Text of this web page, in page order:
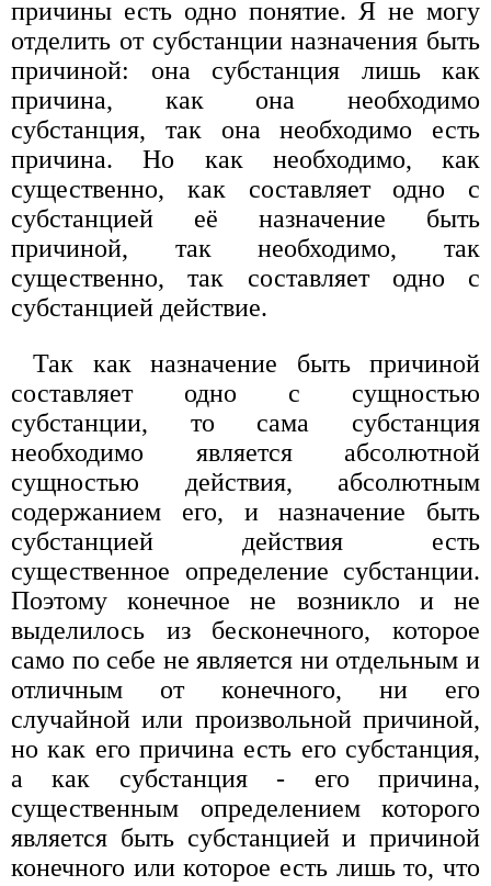
причины есть одно понятие. Я не могу
отделить от субстанции назначения быть
причиной: она субстанция лишь как
причина, как она необходимо
субстанция, так она необходимо есть
причина. Но как необходимо, как
существенно, как составляет одно с
субстанцией её назначение быть
причиной, так необходимо, так
существенно, так составляет одно с
субстанцией действие.
Так как назначение быть причиной
составляет одно с сущностью
субстанции, то сама субстанция
необходимо является абсолютной
сущностью действия, абсолютным
содержанием его, и назначение быть
субстанцией действия есть
существенное определение субстанции.
Поэтому конечное не возникло и не
выделилось из бесконечного, которое
само по себе не является ни отдельным и
отличным от конечного, ни его
случайной или произвольной причиной,
но как его причина есть его субстанция,
а как субстанция - его причина,
существенным определением которого
является быть субстанцией и причиной
конечного или которое есть лишь то, что